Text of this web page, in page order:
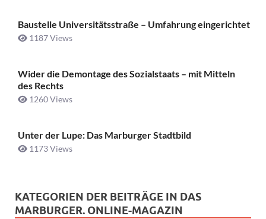
Baustelle Universitätsstraße ­– Umfahrung eingerichtet
1187 Views
Wider die Demontage des Sozialstaats – mit Mitteln
des Rechts
1260 Views
Unter der Lupe: Das Marburger Stadtbild
1173 Views
KATEGORIEN DER BEITRÄGE IN DAS
MARBURGER. ONLINE-MAGAZIN